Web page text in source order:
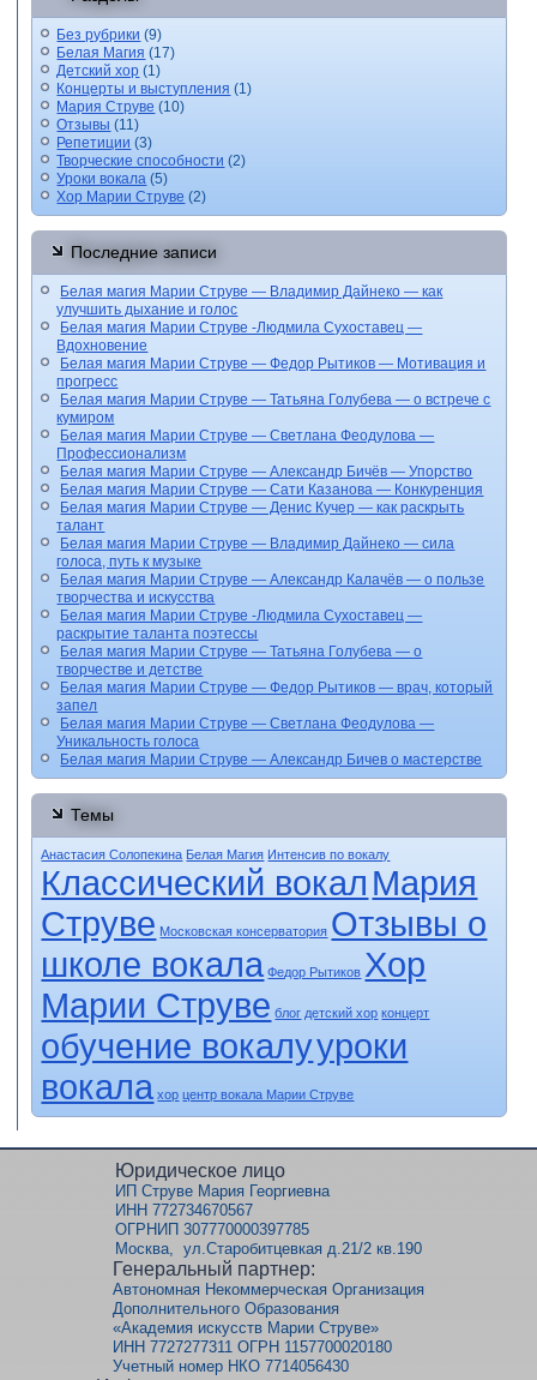
Без рубрики (9)
Белая Магия (17)
Детский хор (1)
Концерты и выступления (1)
Мария Струве (10)
Отзывы (11)
Репетиции (3)
Творческие способности (2)
Уроки вокала (5)
Хор Марии Струве (2)
Последние записи
Белая магия Марии Струве — Владимир Дайнеко — как
улучшить дыхание и голос
Белая магия Марии Струве -Людмила Сухоставец —
Вдохновение
Белая магия Марии Струве — Федор Рытиков — Мотивация и
прогресс
Белая магия Марии Струве — Татьяна Голубева — о встрече с
кумиром
Белая магия Марии Струве — Светлана Феодулова —
Профессионализм
Белая магия Марии Струве — Александр Бичёв — Упорство
Белая магия Марии Струве — Сати Казанова — Конкуренция
Белая магия Марии Струве — Денис Кучер — как раскрыть
талант
Белая магия Марии Струве — Владимир Дайнеко — сила
голоса, путь к музыке
Белая магия Марии Струве — Александр Калачёв — о пользе
творчества и искусства
Белая магия Марии Струве -Людмила Сухоставец —
раскрытие таланта поэтессы
Белая магия Марии Струве — Татьяна Голубева — о
творчестве и детстве
Белая магия Марии Струве — Федор Рытиков — врач, который
запел
Белая магия Марии Струве — Светлана Феодулова —
Уникальность голоса
Белая магия Марии Струве — Александр Бичев о мастерстве
Темы
Анастасия Солопекина Белая Магия Интенсив по вокалу
Классический вокал Мария
Струве Московская консерватория Отзывы о
школе вокала Федор Рытиков Хор
Марии Струве блог детский хор концерт
обучение вокалууроки
вокала хор центр вокала Марии Струве
Юридическое лицо
ИП Струве Мария Георгиевна
ИНН 772734670567
ОГРНИП 307770000397785
Москва, ул.Старобитцевкая д.21/2 кв.190
Генеральный партнер:
Автономная Некоммерческая Организация
Дополнительного Образования
«Академия искусств Марии Струве»
ИНН 7727277311 ОГРН 1157700020180
Учетный номер НКО 7714056430